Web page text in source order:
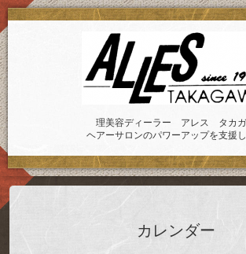
理美容ディーラー アレス タカ
ヘアーサロンのパワーアップを支援
カレンダー